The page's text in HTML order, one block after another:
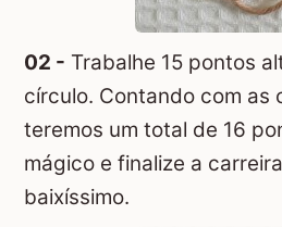
02 - Trabalhe 15 pontos
círculo. Contando com as
teremos um total de 16
mágico e finalize a
baixíssimo.